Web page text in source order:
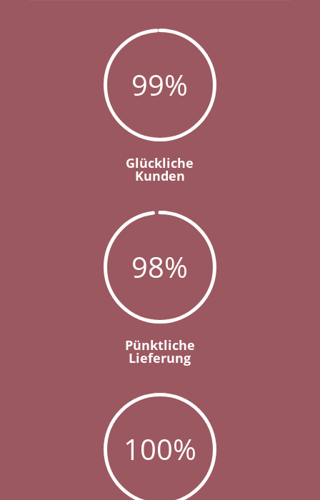
99%
Glückliche
Kunden
98%
Pünktliche
Lieferung
100%